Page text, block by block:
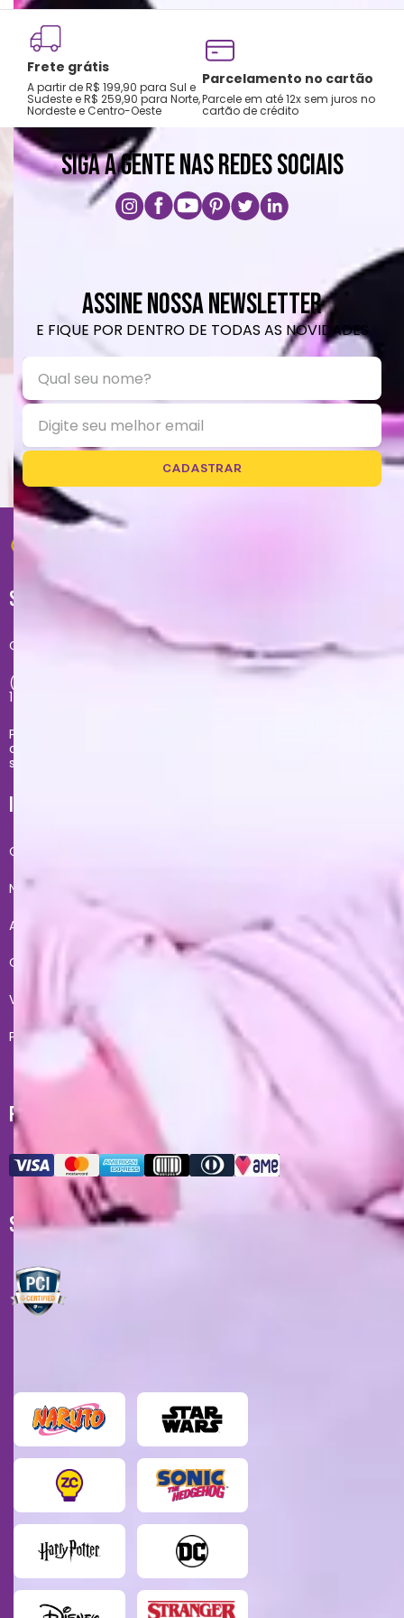
Frete grátis
A partir de R$ 199,90 para Sul e
Sudeste e R$ 259,90 para Norte,
Nordeste e Centro-Oeste
Parcelamento no cartão
Parcele em até 12x sem juros no
cartão de crédito
SIGA A GENTE NAS REDES SOCIAIS
ASSINE NOSSA NEWSLETTER
E FIQUE POR DENTRO DE TODAS AS NOVIDADES
CADASTRAR
SUPORTE
Central de atendimento exclusivo do site:
(11) 2681-4020 - Segunda à sexta das 09h até às
17h
Problemas com sua compra no site, entre em
contato com
sacecommerce@zonacriativa.com.br
INSTITUCIONAL E AJUDA
Conheça a gente
Nossas lojas
Acesso lojista
Quero revender
Vendas corporativas
Políticas de Privacidade
Meus pedidos
Formas de Pagamento
Troca e devoluções
FORMAS DE PAGAMENTO
SELOS DE SEGURANÇA